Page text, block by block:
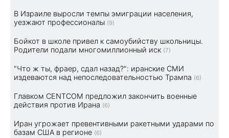
В Израиле выросли темпы эмиграции населения,
уезжают профессионалы (9)
Бойкот в школе привел к самоубийству школьницы.
Родители подали многомиллионный иск (7)
"Что ж ты, фраер, сдал назад?": иранские СМИ
издеваются над непоследовательностью Трампа (6)
Главком CENTCOM предложил закончить военные
действия против Ирана (6)
Иран угрожает превентивными ракетными ударами по
базам США в регионе (6)